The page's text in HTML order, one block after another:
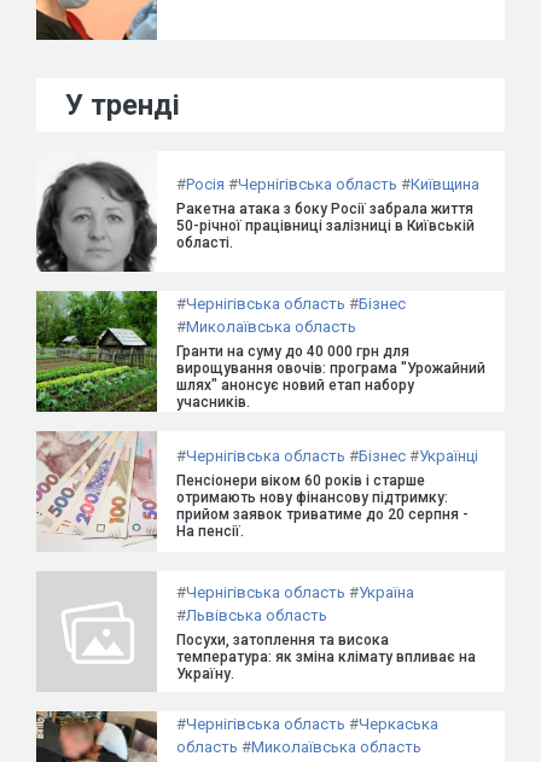
У тренді
#Росія #Чернігівська область #Київщина
Ракетна атака з боку Росії забрала життя
50-річної працівниці залізниці в Київській
області.
#Чернігівська область #Бізнес
#Миколаївська область
Гранти на суму до 40 000 грн для
вирощування овочів: програма "Урожайний
шлях" анонсує новий етап набору
учасників.
#Чернігівська область #Бізнес #Українці
Пенсіонери віком 60 років і старше
отримають нову фінансову підтримку:
прийом заявок триватиме до 20 серпня -
На пенсії.
#Чернігівська область #Україна
#Львівська область
Посухи, затоплення та висока
температура: як зміна клімату впливає на
Україну.
#Чернігівська область #Черкаська
область #Миколаївська область